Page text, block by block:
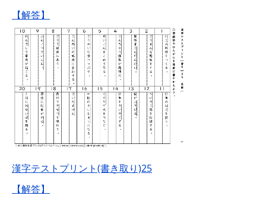
【解答】
漢字テストプリント(書き取り)25
【解答】